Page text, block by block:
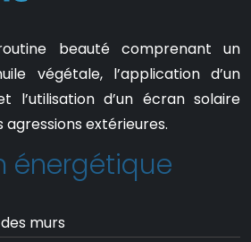
routine beauté comprenant un
végétale, l’application d’un
l’utilisation d’un écran solaire
extérieures.
énergétique
murs